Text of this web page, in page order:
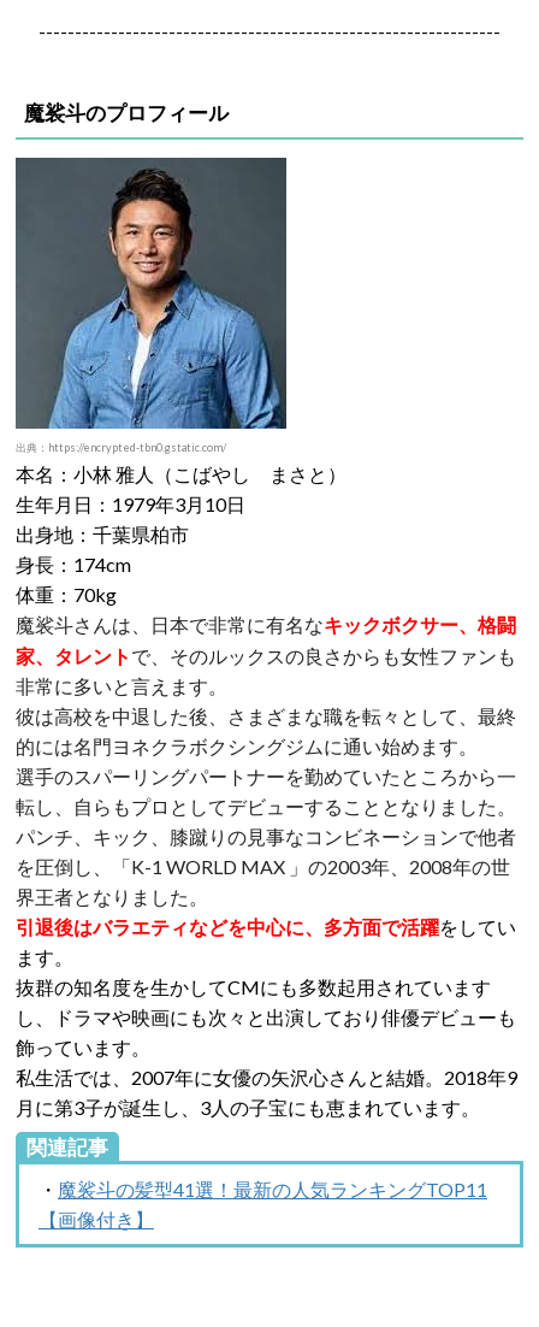
----------------------------------------------------------------
魔裟斗のプロフィール
出典：https://encrypted-tbn0.gstatic.com/
本名：小林 雅人（こばやし まさと）
生年月日：1979年3月10日
出身地：千葉県柏市
身長：174cm
体重：70kg
魔裟斗さんは、日本で非常に有名なキックボクサー、格闘
家、タレント で、そのルックスの良さからも女性ファンも
非常に多いと言えます。
彼は高校を中退した後、さまざまな職を転々として、最終
的には名門ヨネクラボクシングジムに通い始めます。
選手のスパーリングパートナーを勤めていたところから一
転し、自らもプロとしてデビューすることとなりました。
パンチ、キック、膝蹴りの見事なコンビネーションで他者
を圧倒し、「K-1 WORLD MAX 」の2003年、2008年の世
界王者となりました。
引退後はバラエティなどを中心に、多方面で活躍をしてい
ます。
抜群の知名度を生かしてCMにも多数起用されています
し、ドラマや映画にも次々と出演しており俳優デビューも
飾っています。
私生活では、2007年に女優の矢沢心さんと結婚。2018年9
月に第3子が誕生し、3人の子宝にも恵まれています。
関連記事
・ 魔裟斗の髪型41選！最新の人気ランキングTOP11
【画像付き】